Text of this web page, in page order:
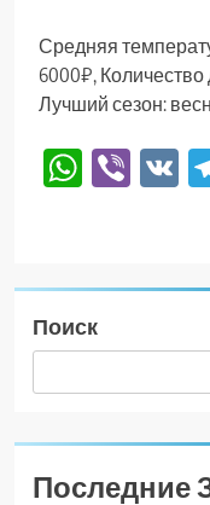
Средняя
6000₽, Количество
Лучший сезон:
Viber
Поиск
Последние